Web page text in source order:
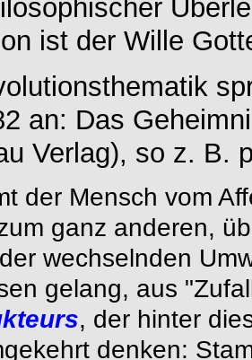
ist der Wille
an: Das
Verlag), so z. B.
der Mensch vom
ganz anderen,
wechselnden
gelang, aus
, der hinter
denken: